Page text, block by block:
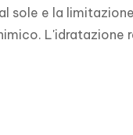
sole e la
L'idratazione